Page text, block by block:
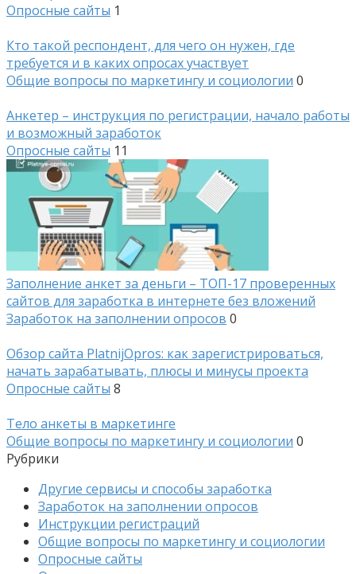
Опросные сайты 1
Кто такой респондент, для чего он нужен, где
требуется и в каких опросах участвует
Общие вопросы по маркетингу и социологии 0
Анкетер – инструкция по регистрации, начало работы
и возможный заработок
Опросные сайты 11
Заполнение анкет за деньги – ТОП-17 проверенных
сайтов для заработка в интернете без вложений
Заработок на заполнении опросов 0
Обзор сайта PlatnijOpros: как зарегистрироваться,
начать зарабатывать, плюсы и минусы проекта
Опросные сайты 8
Тело анкеты в маркетинге
Общие вопросы по маркетингу и социологии 0
Рубрики
Другие сервисы и способы заработка
Заработок на заполнении опросов
Инструкции регистраций
Общие вопросы по маркетингу и социологии
Опросные сайты